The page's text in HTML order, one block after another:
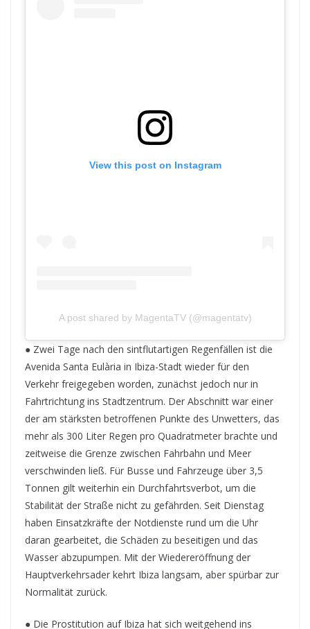
View this post on Instagram
A post shared by MagentaTV (@magentatv)
● Zwei Tage nach den sintflutartigen Regenfällen ist die
Avenida Santa Eulària in Ibiza-Stadt wieder für den
Verkehr freigegeben worden, zunächst jedoch nur in
Fahrtrichtung ins Stadtzentrum. Der Abschnitt war einer
der am stärksten betroffenen Punkte des Unwetters, das
mehr als 300 Liter Regen pro Quadratmeter brachte und
zeitweise die Grenze zwischen Fahrbahn und Meer
verschwinden ließ. Für Busse und Fahrzeuge über 3,5
Tonnen gilt weiterhin ein Durchfahrtsverbot, um die
Stabilität der Straße nicht zu gefährden. Seit Dienstag
haben Einsatzkräfte der Notdienste rund um die Uhr
daran gearbeitet, die Schäden zu beseitigen und das
Wasser abzupumpen. Mit der Wiedereröffnung der
Hauptverkehrsader kehrt Ibiza langsam, aber spürbar zur
Normalität zurück.
● Die Prostitution auf Ibiza hat sich weitgehend ins